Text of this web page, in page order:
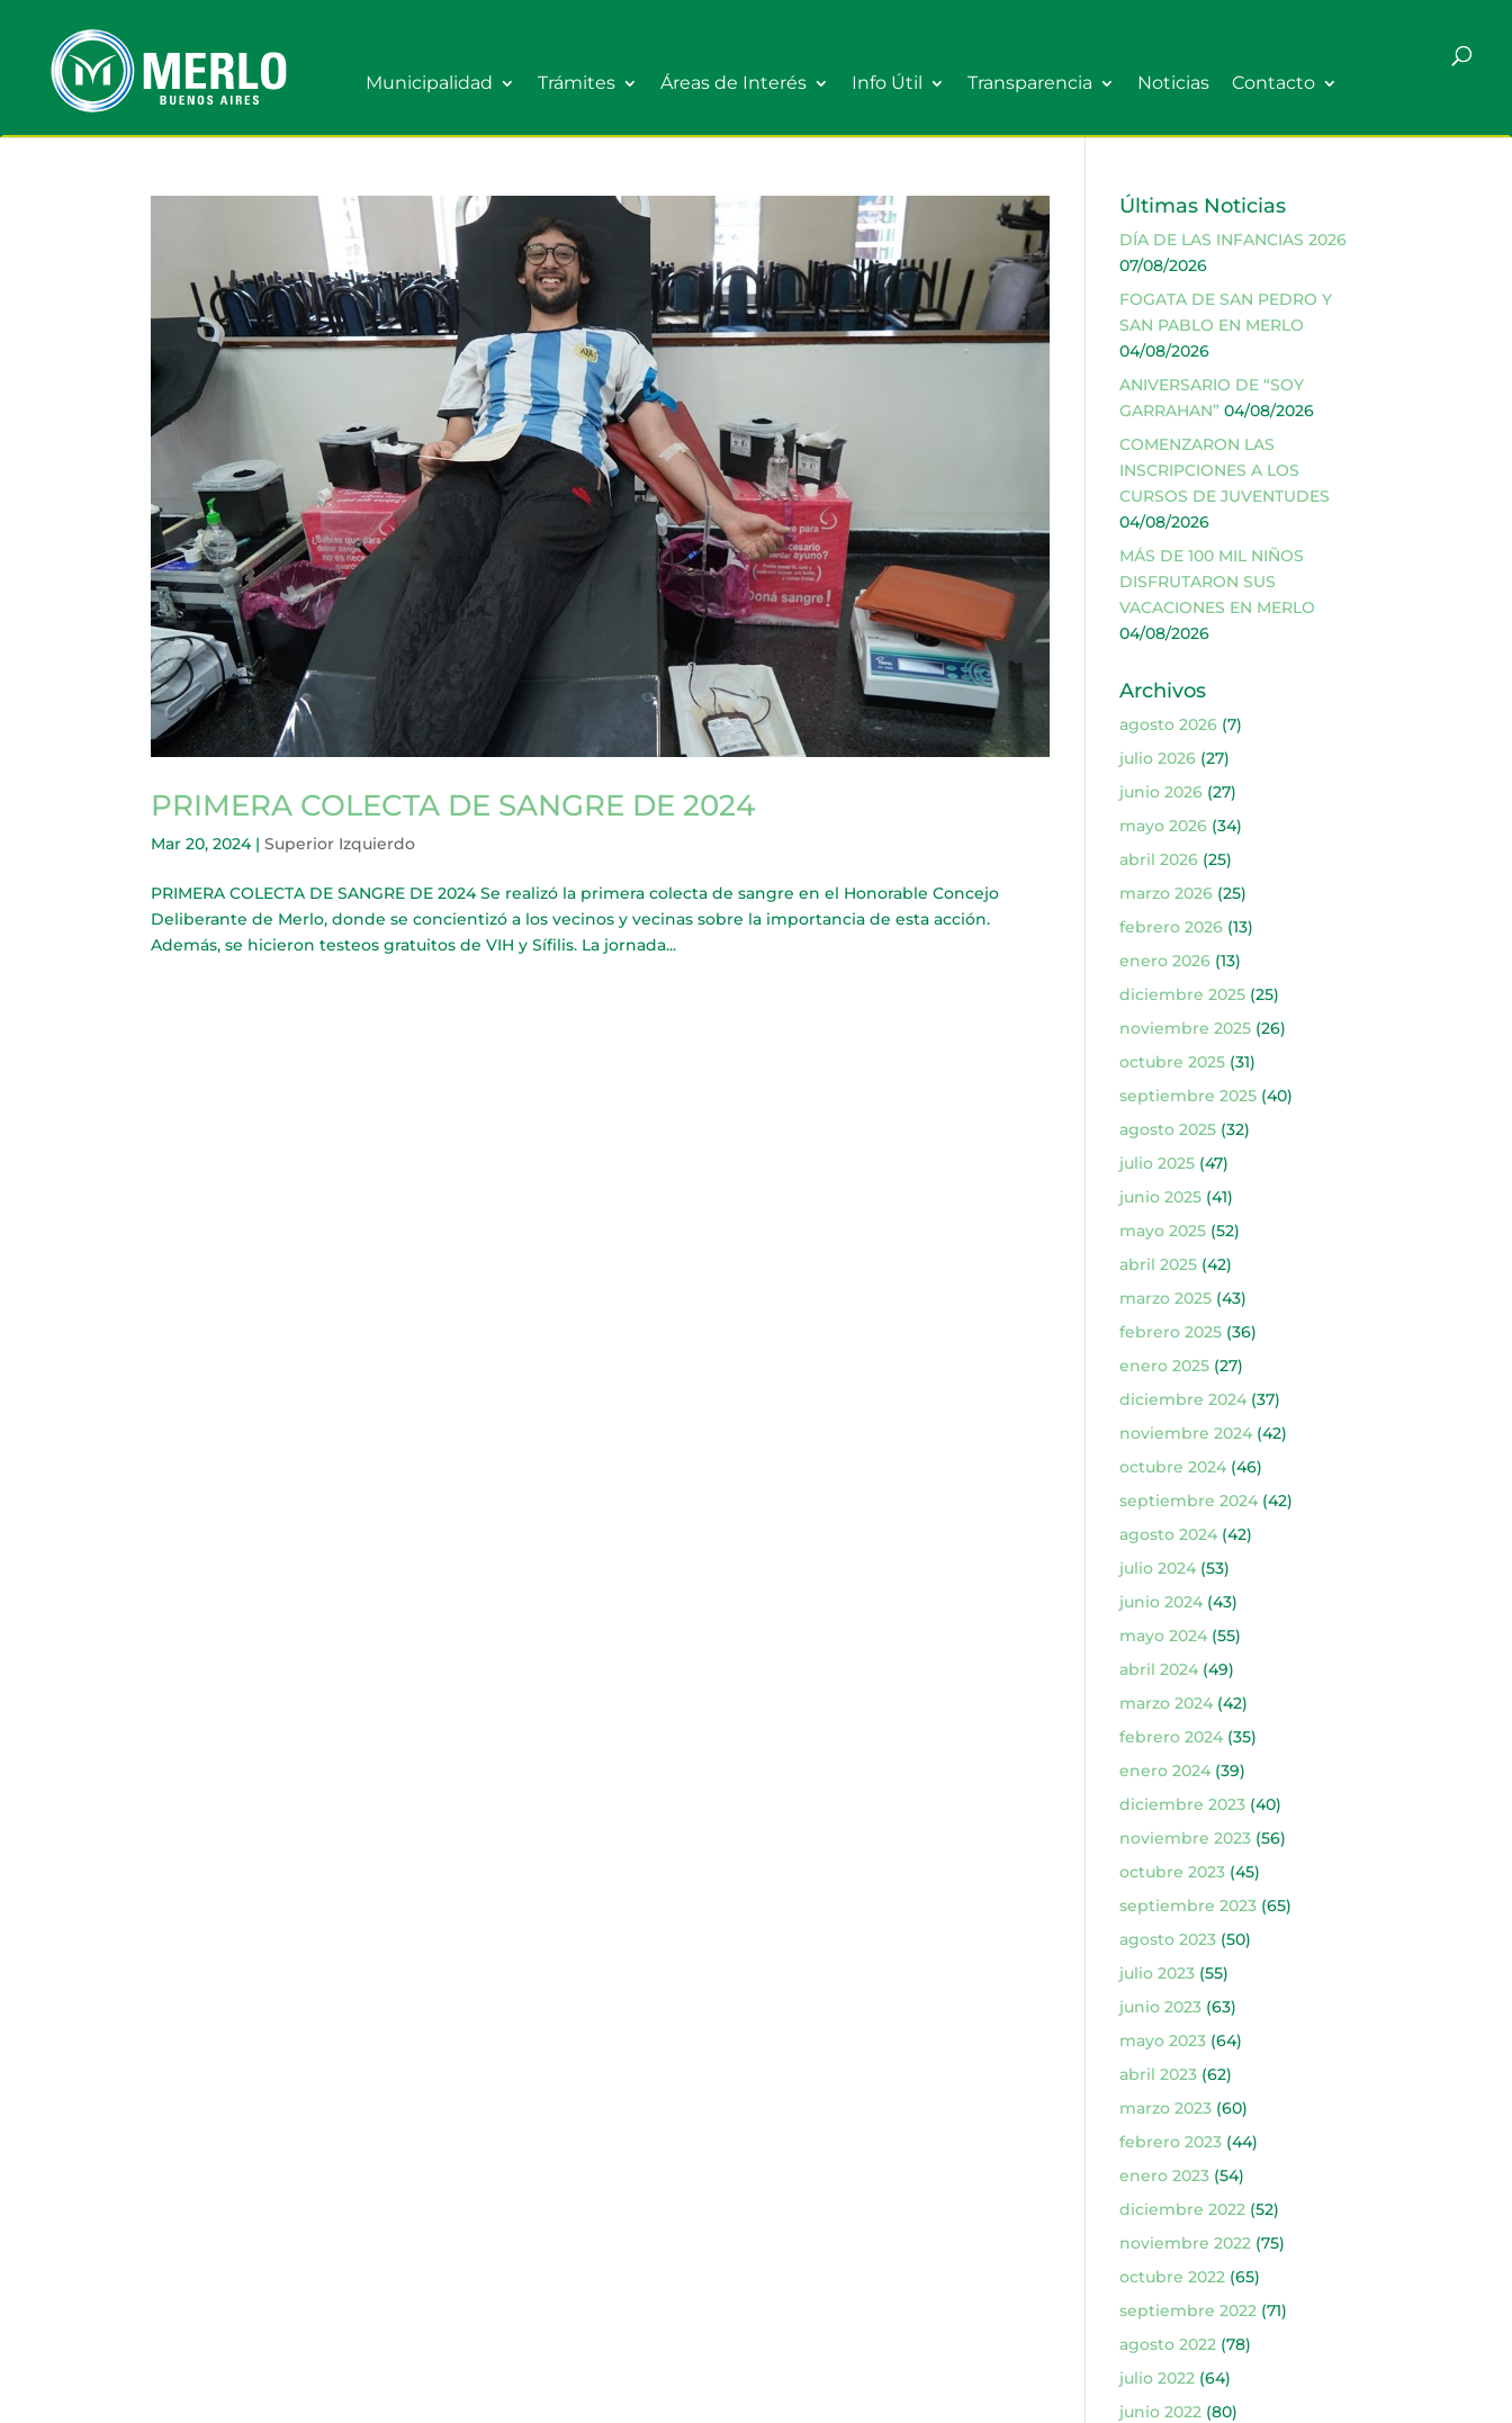
Municipalidad Trámites Áreas de Interés Info Útil Transparencia Noticias Contacto
PRIMERA COLECTA DE SANGRE DE 2024
Mar 20, 2024|Superior Izquierdo
PRIMERA COLECTA DE SANGRE DE 2024 Se realizó la primera colecta de sangre en el Honorable Concejo
Deliberante de Merlo, donde se concientizó a los vecinos y vecinas sobre la importancia de esta acción.
Además, se hicieron testeos gratuitos de VIH y Sífilis. La jornada...
Últimas Noticias
DÍA DE LAS INFANCIAS 2026
07/08/2026
FOGATA DE SAN PEDRO Y
SAN PABLO EN MERLO
04/08/2026
ANIVERSARIO DE “SOY
GARRAHAN” 04/08/2026
COMENZARON LAS
INSCRIPCIONES A LOS
CURSOS DE JUVENTUDES
04/08/2026
MÁS DE 100 MIL NIÑOS
DISFRUTARON SUS
VACACIONES EN MERLO
04/08/2026
Archivos
agosto 2026(7)
julio 2026(27)
junio 2026(27)
mayo 2026(34)
abril 2026(25)
marzo 2026(25)
febrero 2026(13)
enero 2026(13)
diciembre 2025(25)
noviembre 2025(26)
octubre 2025(31)
septiembre 2025(40)
agosto 2025(32)
julio 2025(47)
junio 2025(41)
mayo 2025(52)
abril 2025(42)
marzo 2025(43)
febrero 2025(36)
enero 2025(27)
diciembre 2024(37)
noviembre 2024(42)
octubre 2024(46)
septiembre 2024(42)
agosto 2024(42)
julio 2024(53)
junio 2024(43)
mayo 2024(55)
abril 2024(49)
marzo 2024(42)
febrero 2024(35)
enero 2024(39)
diciembre 2023(40)
noviembre 2023(56)
octubre 2023(45)
septiembre 2023(65)
agosto 2023(50)
julio 2023(55)
junio 2023(63)
mayo 2023(64)
abril 2023(62)
marzo 2023(60)
febrero 2023(44)
enero 2023(54)
diciembre 2022(52)
noviembre 2022(75)
octubre 2022(65)
septiembre 2022(71)
agosto 2022(78)
julio 2022(64)
junio 2022(80)